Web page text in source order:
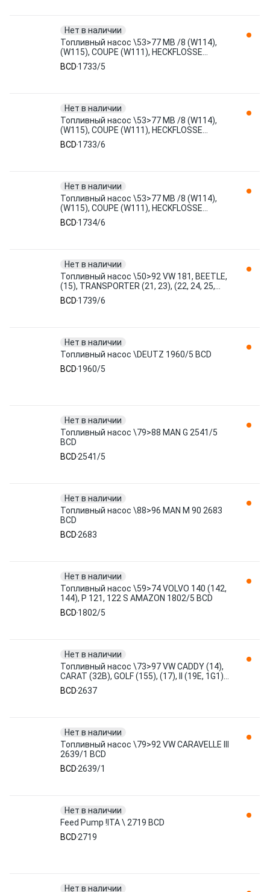
Нет в наличии
Топливный насос \53>77 MB /8 (W114),
(W115), COUPE (W111), HECKFLOSSE
(W110), (W111, W112), PAGODE ( 1733/5
BCD
BCD 1733/5
Нет в наличии
Топливный насос \53>77 MB /8 (W114),
(W115), COUPE (W111), HECKFLOSSE
(W110), (W111, W112), PAGODE ( 1733/6
BCD
BCD 1733/6
Нет в наличии
Топливный насос \53>77 MB /8 (W114),
(W115), COUPE (W111), HECKFLOSSE
(W110), (W111, W112), PAGODE ( 1734/6
BCD
BCD 1734/6
Нет в наличии
Топливный насос \50>92 VW 181, BEETLE,
(15), TRANSPORTER (21, 23), (22, 24, 25,
28), (26) 1739/6 BCD
BCD 1739/6
Нет в наличии
Топливный насос \DEUTZ 1960/5 BCD
BCD 1960/5
Нет в наличии
Топливный насос \79>88 MAN G 2541/5
BCD
BCD 2541/5
Нет в наличии
Топливный насос \88>96 MAN M 90 2683
BCD
BCD 2683
Нет в наличии
Топливный насос \59>74 VOLVO 140 (142,
144), P 121, 122 S AMAZON 1802/5 BCD
BCD 1802/5
Нет в наличии
Топливный насос \73>97 VW CADDY (14),
CARAT (32B), GOLF (155), (17), II (19E, 1G1),
JETTA (16), 1G2, 2637 BCD
BCD 2637
Нет в наличии
Топливный насос \79>92 VW CARAVELLE III
2639/1 BCD
BCD 2639/1
Нет в наличии
Feed Pump !ITA \ 2719 BCD
BCD 2719
Нет в наличии